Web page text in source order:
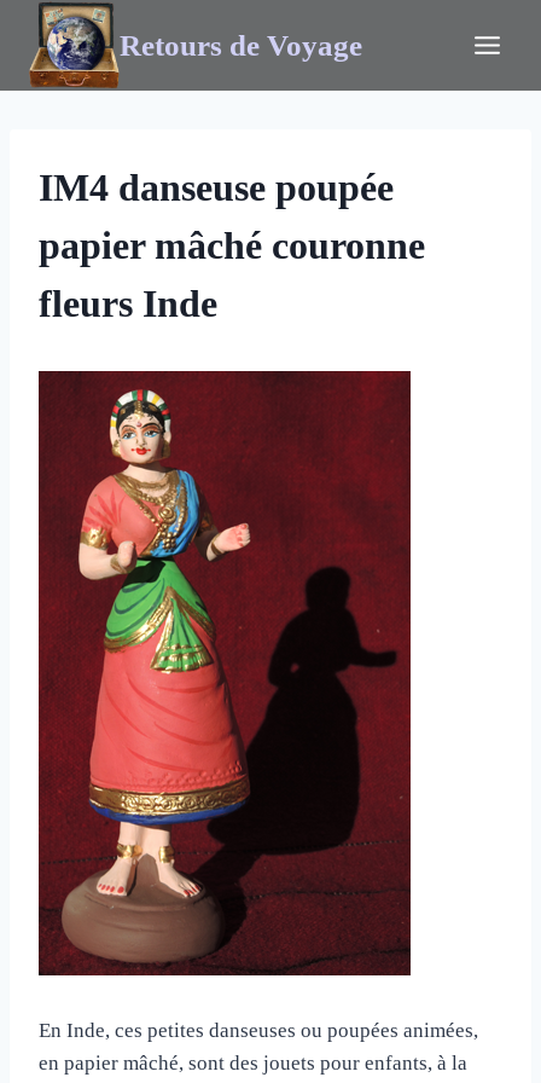
Retours de Voyage
IM4 danseuse poupée
papier mâché couronne
fleurs Inde
En Inde, ces petites danseuses ou poupées animées,
en papier mâché, sont des jouets pour enfants, à la